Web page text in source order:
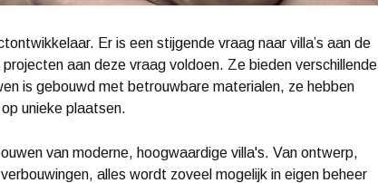
Er is een stijgende vraag naar villa’s aan de
aan deze vraag voldoen. Ze bieden verschillende
is gebouwd met betrouwbare materialen, ze hebben
unieke plaatsen.
van moderne, hoogwaardige villa's. Van ontwerp,
alles wordt zoveel mogelijk in eigen beheer